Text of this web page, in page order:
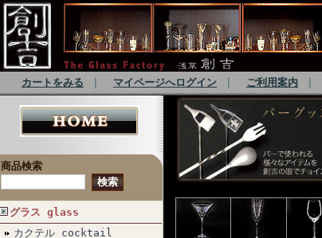
カートをみる マイページへログイン ご利用案内
商品検索
グラス glass
カクテル cocktail